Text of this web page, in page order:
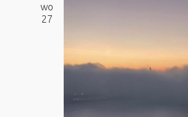
wo
27